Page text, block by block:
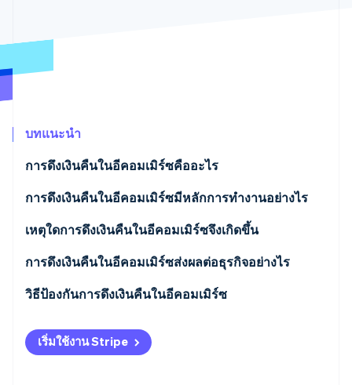
Radar
Atlas
การขจัดคาร์บอน
ดูว่า Stripe กำลังสร้างโครงสร้างพื้นฐานระบบเศรษฐกิจสำหรับ
รับชมเลย
บทแนะนำ
การดึงเงินคืนในอีคอมเมิร์ซคืออะไร
การดึงเงินคืนในอีคอมเมิร์ซมีหลักการทํางานอย่างไร
เหตุใดการดึงเงินคืนในอีคอมเมิร์ซจึงเกิดขึ้น
การดึงเงินคืนในอีคอมเมิร์ซส่งผลต่อธุรกิจอย่างไร
วิธีป้องกันการดึงเงินคืนในอีคอมเมิร์ซ
เริ่มใช้งาน Stripe